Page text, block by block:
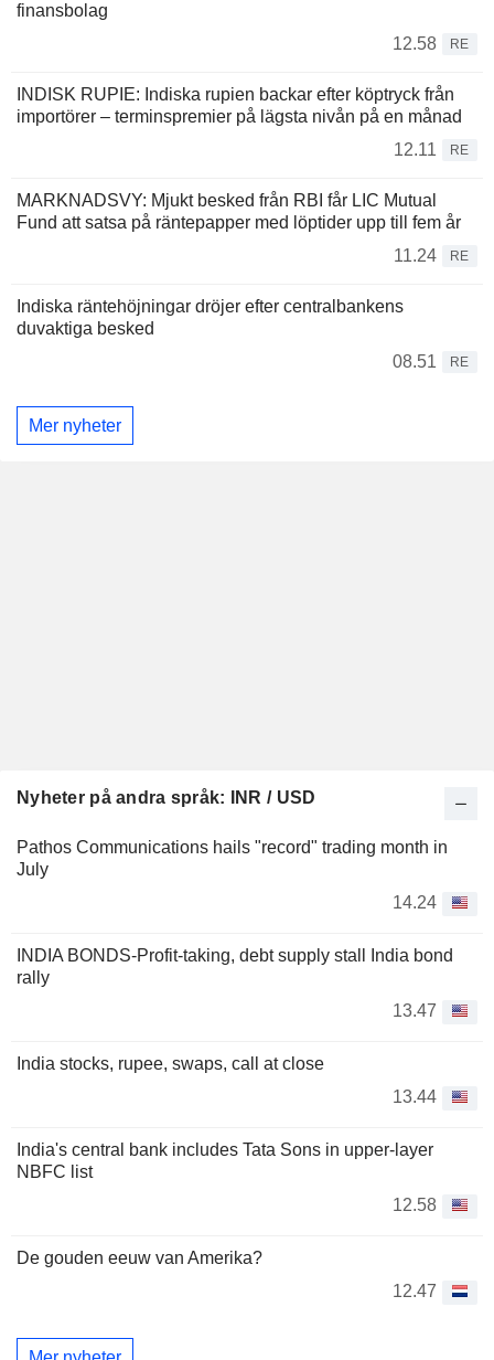
finansbolag
12.58
RE
INDISK RUPIE: Indiska rupien backar efter köptryck från
importörer – terminspremier på lägsta nivån på en månad
12.11
RE
MARKNADSVY: Mjukt besked från RBI får LIC Mutual
Fund att satsa på räntepapper med löptider upp till fem år
11.24
RE
Indiska räntehöjningar dröjer efter centralbankens
duvaktiga besked
08.51
RE
Mer nyheter
Nyheter på andra språk: INR / USD
Pathos Communications hails "record" trading month in
July
14.24
INDIA BONDS-Profit-taking, debt supply stall India bond
rally
13.47
India stocks, rupee, swaps, call at close
13.44
India's central bank includes Tata Sons in upper-layer
NBFC list
12.58
De gouden eeuw van Amerika?
12.47